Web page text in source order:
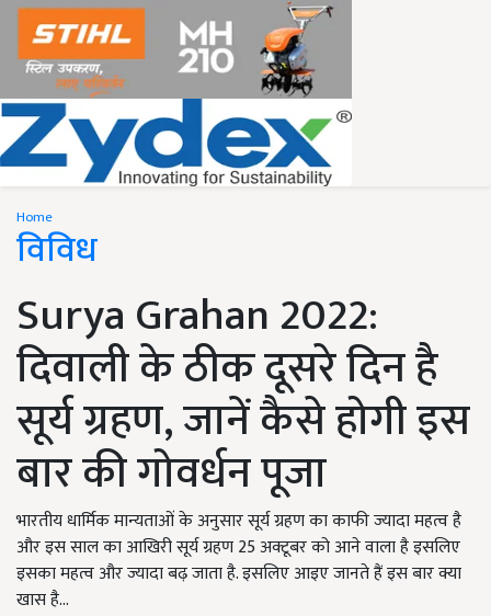
Home
विविध
Surya Grahan 2022:
दिवाली के ठीक दूसरे दिन है
सूर्य ग्रहण, जानें कैसे होगी इस
बार की गोवर्धन पूजा
भारतीय धार्मिक मान्यताओं के अनुसार सूर्य ग्रहण का काफी ज्यादा महत्व है
और इस साल का आखिरी सूर्य ग्रहण 25 अक्टूबर को आने वाला है इसलिए
इसका महत्व और ज्यादा बढ़ जाता है. इसलिए आइए जानते हैं इस बार क्या
खास है...